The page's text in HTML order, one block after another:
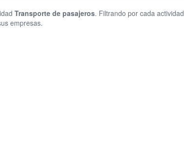
Transporte de pasajeros. Filtrando por cada actividad
empresas.